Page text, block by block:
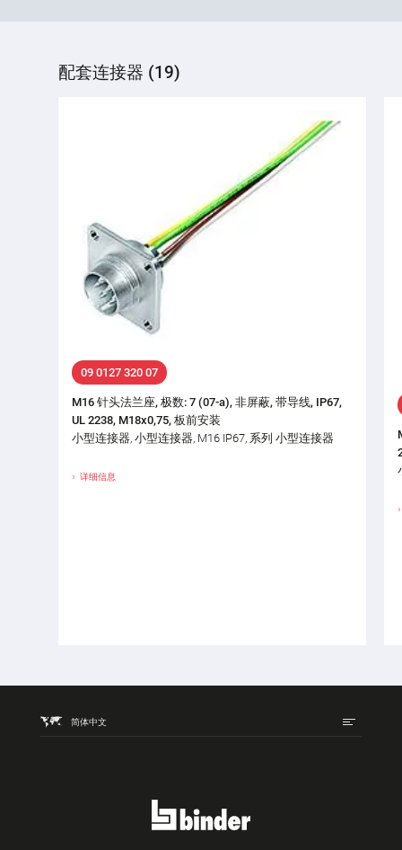
配套连接器 (19)
09 0127 320 07
M16 针头法兰座, 极数: 7 (07-a), 非屏蔽, 带导线, IP67,
UL 2238, M18x0,75, 板前安装
小型连接器, 小型连接器, M16 IP67, 系列 小型连接器
详细信息
简体中文